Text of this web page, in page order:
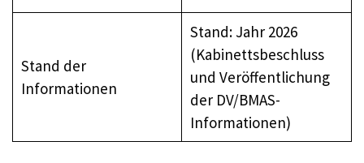
Stand der
Informationen
Stand: Jahr 2026
(Kabinettsbeschluss
und Veröffentlichung
der DV/BMAS-
Informationen)